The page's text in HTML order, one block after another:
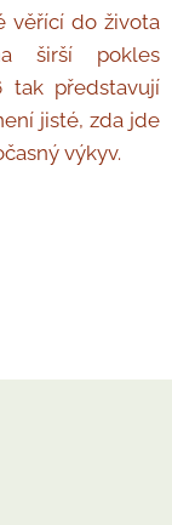
věřící do života
širší pokles
tak představují
jisté, zda jde
výkyv.